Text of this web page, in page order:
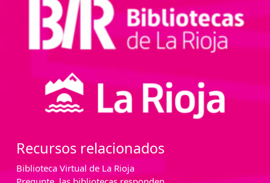
Recursos relacionados
Biblioteca Virtual de La Rioja